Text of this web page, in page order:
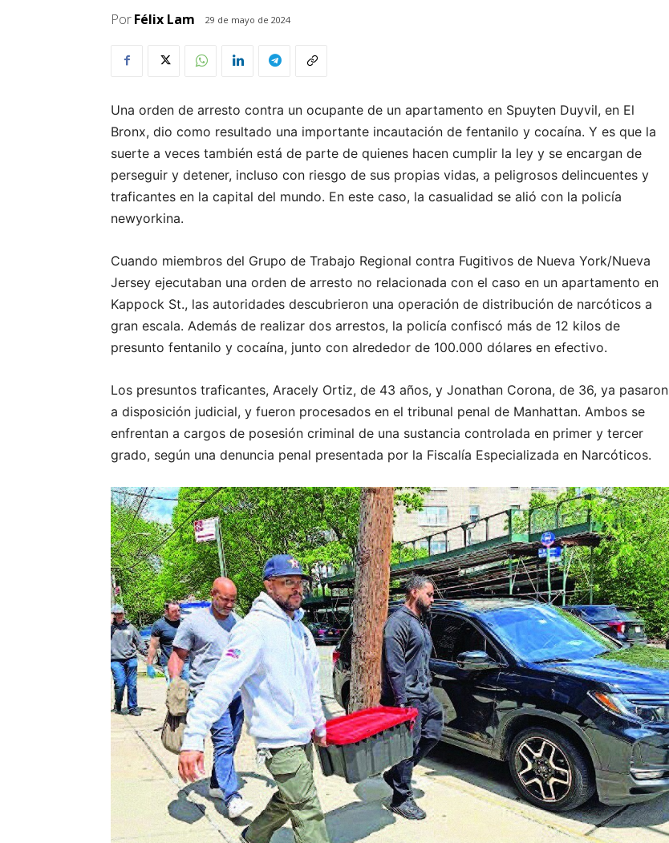
PorFélix Lam 29 de mayo de 2024
Una orden de arresto contra un ocupante de un apartamento en Spuyten Duyvil, en El
Bronx, dio como resultado una importante incautación de fentanilo y cocaína. Y es que la
suerte a veces también está de parte de quienes hacen cumplir la ley y se encargan de
perseguir y detener, incluso con riesgo de sus propias vidas, a peligrosos delincuentes y
traficantes en la capital del mundo. En este caso, la casualidad se alió con la policía
newyorkina.
Cuando miembros del Grupo de Trabajo Regional contra Fugitivos de Nueva York/Nueva
Jersey ejecutaban una orden de arresto no relacionada con el caso en un apartamento en
Kappock St., las autoridades descubrieron una operación de distribución de narcóticos a
gran escala. Además de realizar dos arrestos, la policía confiscó más de 12 kilos de
presunto fentanilo y cocaína, junto con alrededor de 100.000 dólares en efectivo.
Los presuntos traficantes, Aracely Ortiz, de 43 años, y Jonathan Corona, de 36, ya pasaron
a disposición judicial, y fueron procesados en el tribunal penal de Manhattan. Ambos se
enfrentan a cargos de posesión criminal de una sustancia controlada en primer y tercer
grado, según una denuncia penal presentada por la Fiscalía Especializada en Narcóticos.